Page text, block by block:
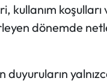
kullanım
dönemde
duyuruların